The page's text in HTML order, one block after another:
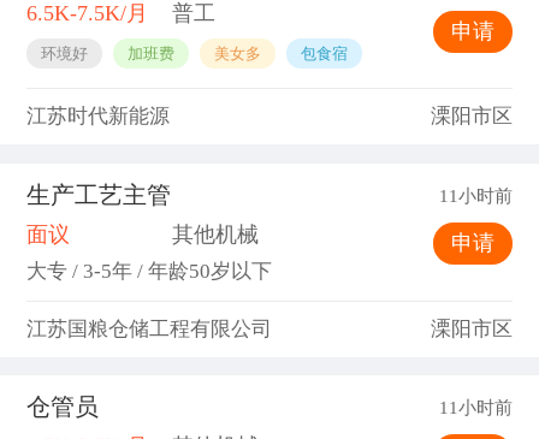
6.5K-7.5K/月 普工
环境好 加班费 美女多 包食宿
申请
江苏时代新能源 溧阳市区
生产工艺主管 11小时前
面议 其他机械
大专 / 3-5年 / 年龄50岁以下
申请
江苏国粮仓储工程有限公司 溧阳市区
仓管员 11小时前